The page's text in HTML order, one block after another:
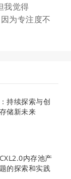
我觉得
为专注度不
持续探索与创
储新未来
内存池产
的探索和实践